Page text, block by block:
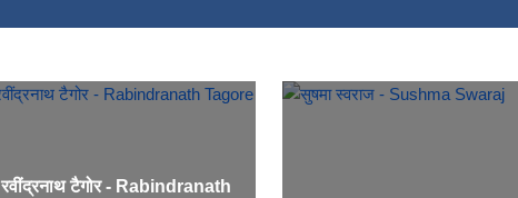
रवींद्रनाथ टैगोर - Rabindranath